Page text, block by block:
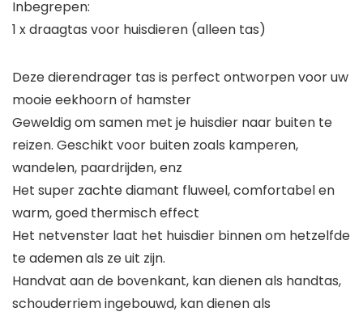
Inbegrepen:
1 x draagtas voor huisdieren (alleen tas)
Deze dierendrager tas is perfect ontworpen voor uw
mooie eekhoorn of hamster
Geweldig om samen met je huisdier naar buiten te
reizen. Geschikt voor buiten zoals kamperen,
wandelen, paardrijden, enz
Het super zachte diamant fluweel, comfortabel en
warm, goed thermisch effect
Het netvenster laat het huisdier binnen om hetzelfde
te ademen als ze uit zijn.
Handvat aan de bovenkant, kan dienen als handtas,
schouderriem ingebouwd, kan dienen als